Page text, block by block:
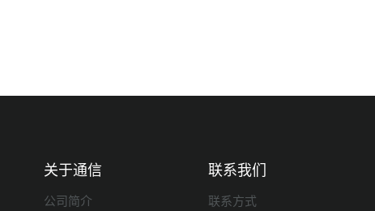
关于通信
公司简介
联系我们
联系方式